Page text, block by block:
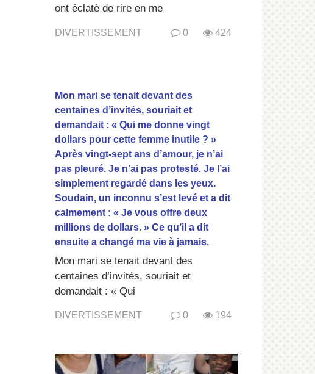
ont éclaté de rire en me
DIVERTISSEMENT 0 424
Mon mari se tenait devant des
centaines d’invités, souriait et
demandait : « Qui me donne vingt
dollars pour cette femme inutile ? »
Après vingt-sept ans d’amour, je n’ai
pas pleuré. Je n’ai pas protesté. Je l’ai
simplement regardé dans les yeux.
Soudain, un inconnu s’est levé et a dit
calmement : « Je vous offre deux
millions de dollars. » Ce qu’il a dit
ensuite a changé ma vie à jamais.
Mon mari se tenait devant des
centaines d’invités, souriait et
demandait : « Qui
DIVERTISSEMENT 0 194